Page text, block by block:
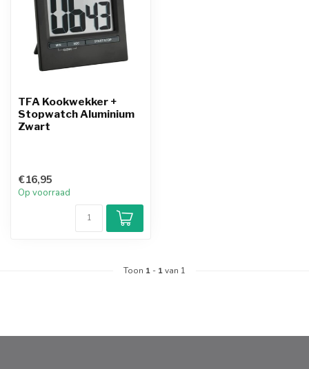
TFA Kookwekker +
Stopwatch Aluminium
Zwart
€16,95
Op voorraad
Toon 1 - 1van 1